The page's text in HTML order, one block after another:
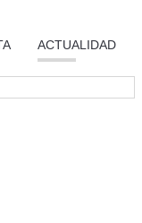
ACTUALIDAD